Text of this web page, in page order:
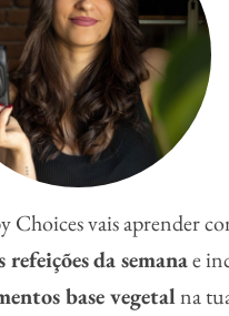
Choices vais aprender
refeiçõesda semanae
base vegetalna